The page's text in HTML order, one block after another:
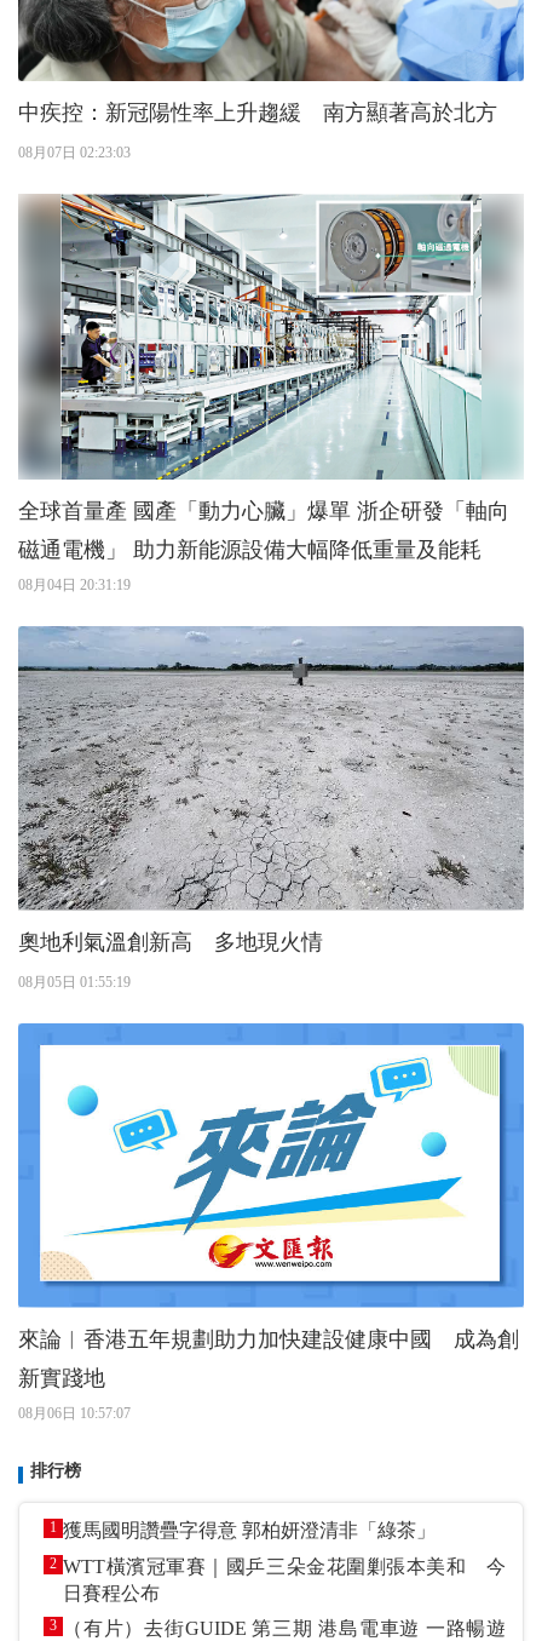
中疾控：新冠陽性率上升趨緩 南方顯著高於北方
08月07日 02:23:03
全球首量產 國產「動力心臟」爆單 浙企研發「軸向
磁通電機」 助力新能源設備大幅降低重量及能耗
08月04日 20:31:19
奧地利氣溫創新高 多地現火情
08月05日 01:55:19
來論︱香港五年規劃助力加快建設健康中國 成為創
新實踐地
08月06日 10:57:07
排行榜
1 獲馬國明讚疊字得意 郭柏妍澄清非「綠茶」
2 WTT橫濱冠軍賽｜國乒三朵金花圍剿張本美和 今
日賽程公布
3
（有片）去街GUIDE 第三期 港島電車遊 一路暢遊